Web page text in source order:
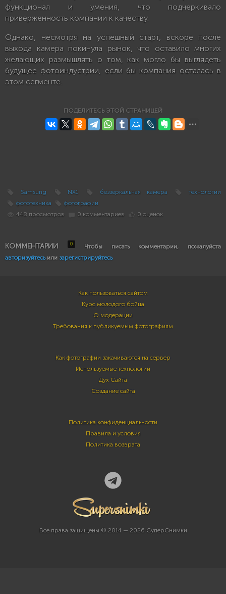
функционал и умения, что подчеркивало
приверженность компании к качеству.
Однако, несмотря на успешный старт, вскоре после
выхода камера покинула рынок, что оставило многих
желающих размышлять о том, как могло бы выглядеть
будущее фотоиндустрии, если бы компания осталась в
этом сегменте.
ПОДЕЛИТЕСЬ ЭТОЙ СТРАНИЦЕЙ
Samsung NX1 беззеркальная камера
технологии
фототехника
фотографии
448 просмотров
0 комментариев 0 оценок
КОММЕНТАРИИ 0
Чтобы писать комментарии, пожалуйста
авторизуйтесьили зарегистрируйтесь
Как пользоваться сайтом
Курс молодого бойца
О модерации
Требования к публикуемым фотографиям
Как фотографии закачиваются на сервер
Используемые технологии
Дух Сайта
Создание сайта
Политика конфиденциальности
Правила и условия
Политика возврата
Все права защищены © 2014 — 2026 СуперСнимки